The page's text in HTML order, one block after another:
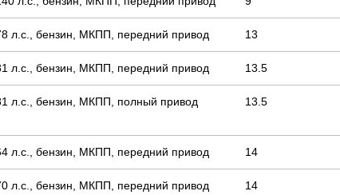
л.с., бензин, МКПП, передний привод 13
л.с., бензин, МКПП, передний привод 13.5
л.с., бензин, МКПП, полный привод
13.5
л.с., бензин, МКПП, передний привод 14
л.с., бензин, МКПП, передний привод 14